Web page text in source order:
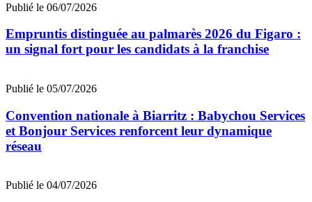
Publié le 06/07/2026
Empruntis distinguée au palmarès 2026 du Figaro :
un signal fort pour les candidats à la franchise
Publié le 05/07/2026
Convention nationale à Biarritz : Babychou Services
et Bonjour Services renforcent leur dynamique
réseau
Publié le 04/07/2026